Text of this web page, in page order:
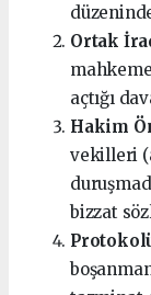
Ortak
açtığı
Hakim
vekilleri
bizzat